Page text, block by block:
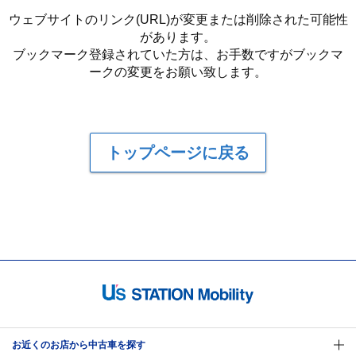
ウェブサイトのリンク(URL)が変更または削除された可能性
があります。
ブックマーク登録されていた方は、お手数ですがブックマ
ークの変更をお願い致します。
トップページに戻る
お近くのお店から中古車を探す